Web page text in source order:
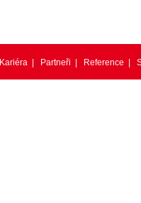
Kariéra Partneři Reference